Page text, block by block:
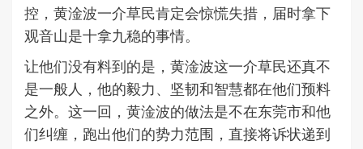
控，黄淦波一介草民肯定会惊慌失措，届时拿下
观音山是十拿九稳的事情。
让他们没有料到的是，黄淦波这一介草民还真不
是一般人，他的毅力、坚韧和智慧都在他们预料
之外。这一回，黄淦波的做法是不在东莞市和他
们纠缠，跑出他们的势力范围，直接将诉状递到